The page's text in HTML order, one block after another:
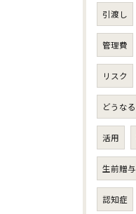
引渡し
管理費
リスク
どうなる
活用
生前贈与
認知症